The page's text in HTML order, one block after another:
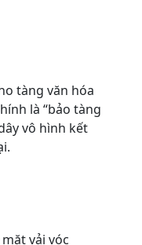
tàng văn hóa
là “bảo tàng
vô hình kết
vải vóc